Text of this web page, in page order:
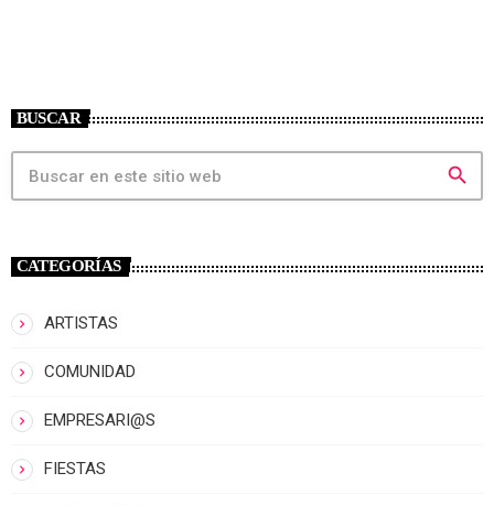
BUSCAR
search
CATEGORÍAS
ARTISTAS
COMUNIDAD
EMPRESARI@S
FIESTAS